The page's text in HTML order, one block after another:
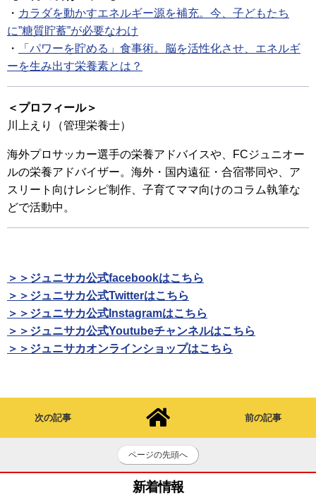
・ カラダを動かすエネルギー源を補充。今、子どもたち
に”糖質貯蓄”が必要なわけ
・
「パワーを貯める」食事術。脳を活性化させ、エネルギ
ーを生み出す栄養素とは？
＜プロフィール＞
川上えり（管理栄養士）
海外プロサッカー選手の栄養アドバイスや、FCジュニオー
ルの栄養アドバイザー。海外・国内遠征・合宿帯同や、ア
スリート向けレシピ制作、子育てママ向けのコラム執筆な
どで活動中。
＞＞ジュニサカ公式facebookはこちら
＞＞ジュニサカ公式Twitterはこちら
＞＞ジュニサカ公式Instagramはこちら
＞＞ジュニサカ公式Youtubeチャンネルはこちら
＞＞ジュニサカオンラインショップはこちら
次の記事 前の記事
ページの先頭へ
新着情報